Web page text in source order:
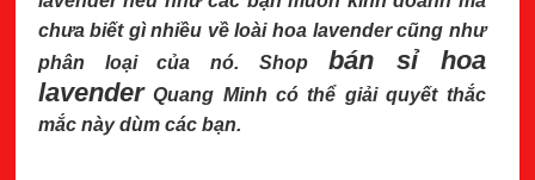
chưa biết gì nhiều về loài hoa lavender cũng như
phân loại của nó. Shop bán sỉ hoa
lavenderQuang Minh có thể giải quyết thắc
mắc này dùm các bạn.